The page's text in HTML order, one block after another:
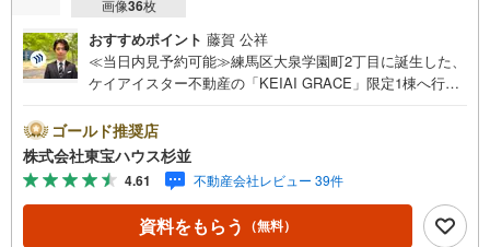
画像36枚
おすすめポイント 藤賀 公祥
≪当日内見予約可能≫練馬区大泉学園町2丁目に誕生した、
ケイアイスター不動産の「KEIAI GRACE」限定1棟へ行っ
園」駅から歩いてわずか15分という資産性の高い好立地に
加え、おうちの前に約5.0mというゆとりある公道が通って
いる点です 。前に遮るものがないため陽当りが良く、お車
の出し入れや並列駐車が驚くほどスムーズに行えます。建
物は車庫部分を贅沢に組み込んだインナーガレージ付き
で、雨の日でも愛車を綺麗に保つことができます 。そして
ゴールド推奨店
株式会社東宝ハウス杉並
4.61 不動産会社レビュー 39件
資料をもらう （無料）